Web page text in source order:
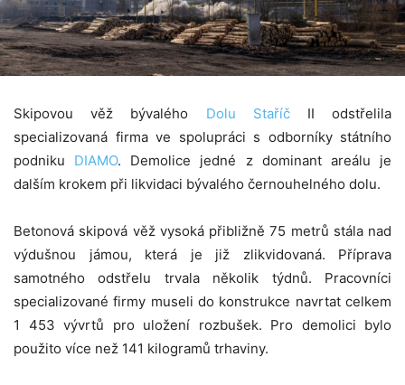
Skipovou věž bývalého Dolu StaříčII odstřelila
specializovaná firma ve spolupráci s odborníky státního
podniku DIAMO. Demolice jedné z dominant areálu je
dalším krokem při likvidaci bývalého černouhelného dolu.
Betonová skipová věž vysoká přibližně 75 metrů stála nad
výdušnou jámou, která je již zlikvidovaná. Příprava
samotného odstřelu trvala několik týdnů. Pracovníci
specializované firmy museli do konstrukce navrtat celkem
1 453 vývrtů pro uložení rozbušek. Pro demolici bylo
použito více než 141 kilogramů trhaviny.